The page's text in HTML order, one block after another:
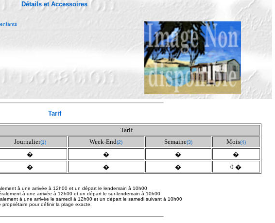
Détails et Accessoires
Tarif
Tarif
Journalier(1) Week-End(2) Semaine(3) Mois(4)
� � �
�
� � � 0 �
à une arrivée à 12h00 et un départ le lendemain à 10h00
à une arrivée à 12h00 et un départ le sur-lendemain à 10h00
à une arrivée le samedi à 12h00 et un départ le samedi suivant à 10h00
pour définir la plage exacte.